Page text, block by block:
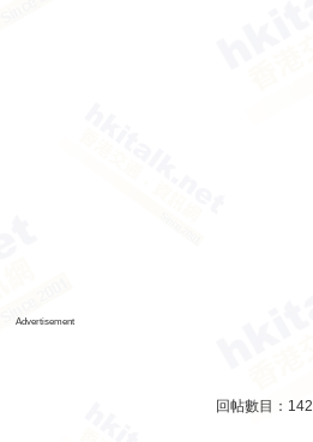
Advertisement
回帖數目： 142